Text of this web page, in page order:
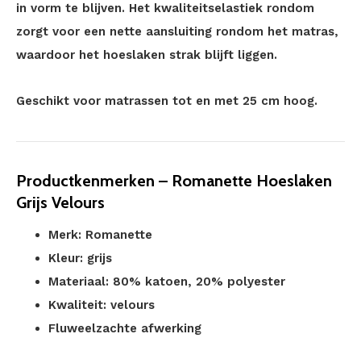
in vorm te blijven. Het kwaliteitselastiek rondom
zorgt voor een nette aansluiting rondom het matras,
waardoor het hoeslaken strak blijft liggen.
Geschikt voor matrassen tot en met 25 cm hoog.
Productkenmerken – Romanette Hoeslaken
Grijs Velours
Merk: Romanette
Kleur: grijs
Materiaal: 80% katoen, 20% polyester
Kwaliteit: velours
Fluweelzachte afwerking